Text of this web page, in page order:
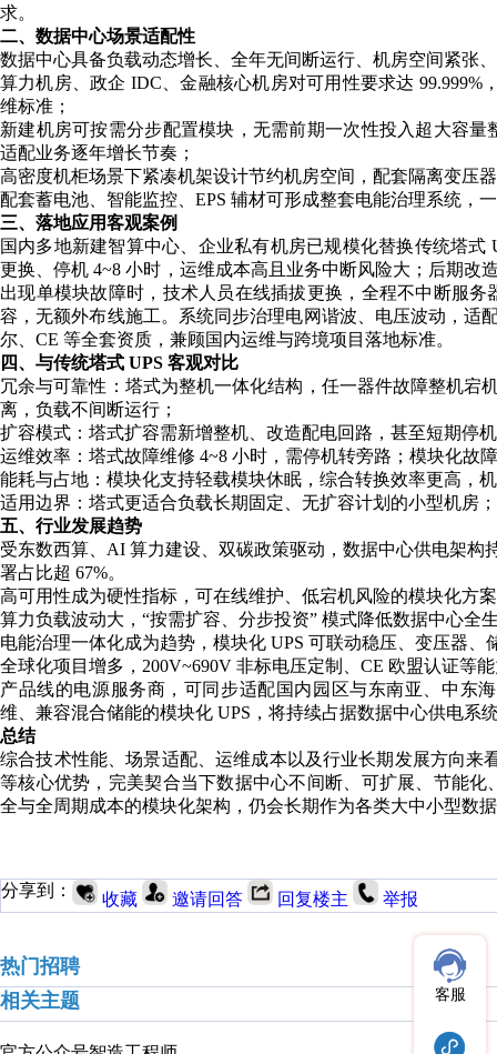
求。
二、数据中心场景适配性
数据中心具备负载动态增长、全年无间断运行、机房空间紧张
算力机房、政企 IDC、金融核心机房对可用性要求达
维标准；
新建机房可按需分步配置模块，无需前期一次性投入超大容
适配业务逐年增长节奏；
高密度机柜场景下紧凑机架设计节约机房空间，配套隔离变压
配套蓄电池、智能监控、EPS 辅材可形成整套电能治理系统，
三、落地应用客观案例
国内多地新建智算中心、企业私有机房已规模化替换传统塔
更换、停机 4~8 小时，运维成本高且业务中断风险大；后期改
出现单模块故障时，技术人员在线插拔更换，全程不中断服
容，无额外布线施工。系统同步治理电网谐波、电压波动，适
尔、CE 等全套资质，兼顾国内运维与跨境项目落地标准。
四、与传统塔式 UPS 客观对比
冗余与可靠性：塔式为整机一体化结构，任一器件故障整机宕
离，负载不间断运行；
扩容模式：塔式扩容需新增整机、改造配电回路，甚至短期停
运维效率：塔式故障维修 4~8 小时，需停机转旁路；模块化故
能耗与占地：模块化支持轻载模块休眠，综合转换效率更高，
适用边界：塔式更适合负载长期固定、无扩容计划的小型机房
五、行业发展趋势
受东数西算、AI 算力建设、双碳政策驱动，数据中心供电架构
署占比超 67%。
高可用性成为硬性指标，可在线维护、低宕机风险的模块化方
算力负载波动大，“按需扩容、分步投资” 模式降低数据中心全
电能治理一体化成为趋势，模块化 UPS 可联动稳压、变压器
全球化项目增多，200V~690V 非标电压定制、CE 欧盟认证等
产品线的电源服务商，可同步适配国内园区与东南亚、中东
维、兼容混合储能的模块化 UPS，将持续占据数据中心供电系
总结
综合技术性能、场景适配、运维成本以及行业长期发展方向来
等核心优势，完美契合当下数据中心不间断、可扩展、节能
全与全周期成本的模块化架构，仍会长期作为各类大中小型数
分享到： 收藏 邀请回答 回复楼主 举报
热门招聘
相关主题
客服